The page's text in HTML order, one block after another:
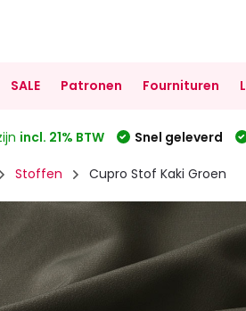
SALE Patronen Fournituren
incl. 21% BTW Snel geleverd
Stoffen Cupro Stof Kaki Groen